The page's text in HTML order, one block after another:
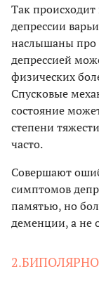
Так
депрессии
наслышаны про
депрессией
физических
Спусковые
состояние
степени
часто.
Совершают
симптомов
памятью, но
деменции, а не